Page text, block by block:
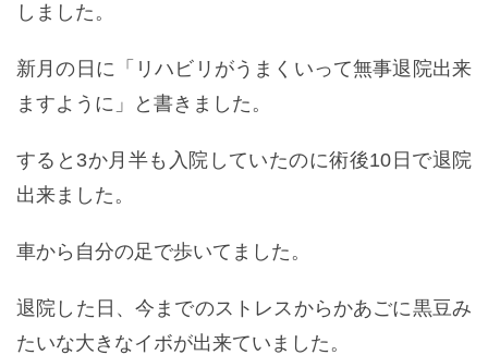
しました。
新月の日に「リハビリがうまくいって無事退院出来
ますように」と書きました。
すると3か月半も入院していたのに術後10日で退院
出来ました。
車から自分の足で歩いてました。
退院した日、今までのストレスからかあごに黒豆み
たいな大きなイボが出来ていました。